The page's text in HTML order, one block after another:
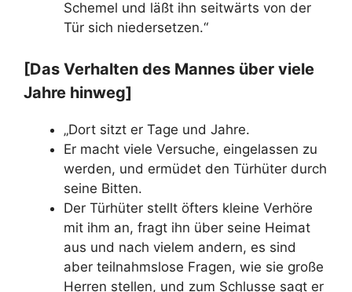
Schemel und läßt ihn seitwärts von der
Tür sich niedersetzen.“
[Das Verhalten des Mannes über viele
Jahre hinweg]
„Dort sitzt er Tage und Jahre.
Er macht viele Versuche, eingelassen zu
werden, und ermüdet den Türhüter durch
seine Bitten.
Der Türhüter stellt öfters kleine Verhöre
mit ihm an, fragt ihn über seine Heimat
aus und nach vielem andern, es sind
aber teilnahmslose Fragen, wie sie große
Herren stellen, und zum Schlusse sagt er